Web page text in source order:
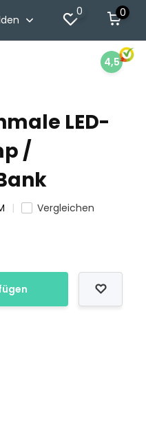
0 0
4,5
LED-
/
Vergleichen